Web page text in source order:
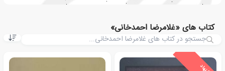
کتاب های «غلامرضا احمدخانی»